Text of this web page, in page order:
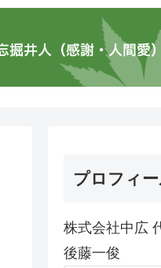
プロフィ
株式会社中広
後藤一俊